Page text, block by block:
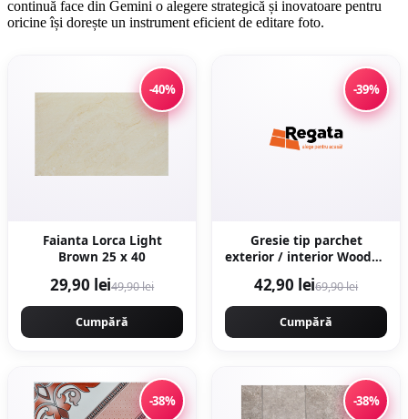
continuă face din Gemini o alegere strategică și inovatoare pentru
oricine își dorește un instrument eficient de editare foto.
-40%
Faianta Lorca Light
Brown 25 x 40
29,90 lei49,90 lei
Cumpără
-39%
Gresie tip parchet
exterior / interior Wooden
portelanata
antiderapanta
42,90 lei69,90 lei
Cumpără
-38% -38%